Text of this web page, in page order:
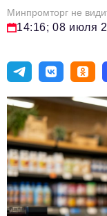
Туризм
ОПК
Авторские
Видео
Телефон
Электронные
Минпромторг не
14:16; 08 июля